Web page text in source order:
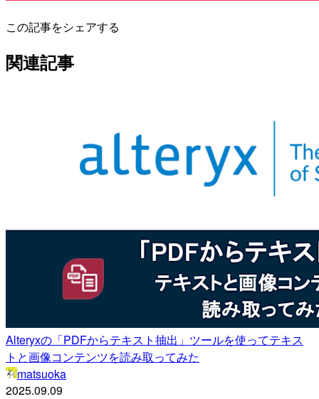
この記事をシェアする
関連記事
Alteryxの「PDFからテキスト抽出」ツールを使ってテキス
トと画像コンテンツを読み取ってみた
matsuoka
2025.09.09